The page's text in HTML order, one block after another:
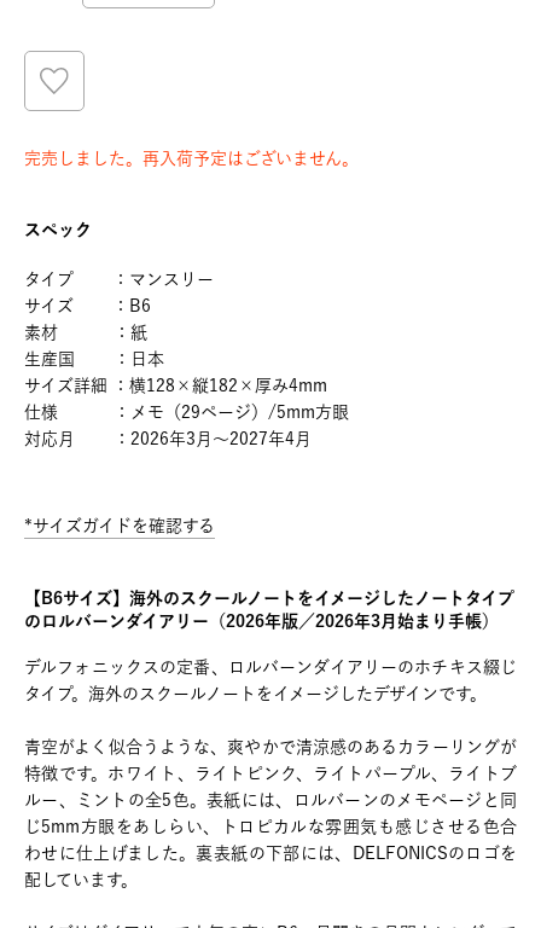
完売しました。再入荷予定はございません。
スペック
タイプ ：マンスリー
サイズ ：B6
素材 ：紙
生産国 ：日本
サイズ詳細 ：横128×縦182×厚み4mm
仕様 ：メモ（29ページ）/5mm方眼
対応月 ：2026年3月～2027年4月
*サイズガイドを確認する
【B6サイズ】海外のスクールノートをイメージしたノートタイプ
のロルバーンダイアリー（2026年版／2026年3月始まり手帳）
デルフォニックスの定番、ロルバーンダイアリーのホチキス綴じ
タイプ。海外のスクールノートをイメージしたデザインです。
青空がよく似合うような、爽やかで清涼感のあるカラーリングが
特徴です。ホワイト、ライトピンク、ライトパープル、ライトブ
ルー、ミントの全5色。表紙には、ロルバーンのメモページと同
じ5mm方眼をあしらい、トロピカルな雰囲気も感じさせる色合
わせに仕上げました。裏表紙の下部には、DELFONICSのロゴを
配しています。